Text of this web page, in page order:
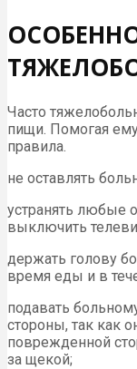
Часто
пищи. Помогая
правила.
не оставлять
устранять любые
выключить
держать голову
время еды и в
подавать
стороны, так как
поврежденной
за щекой;